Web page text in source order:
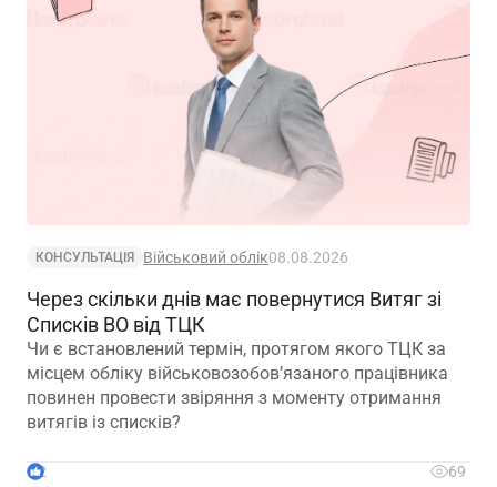
КОНСУЛЬТАЦІЯ Військовий облік08.08.2026
Через скільки днів має повернутися Витяг зі
Списків ВО від ТЦК
Чи є встановлений термін, протягом якого ТЦК за
місцем обліку військовозобов’язаного працівника
повинен провести звіряння з моменту отримання
витягів із списків?
2
69